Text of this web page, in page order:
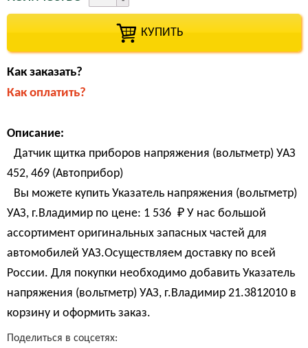
КУПИТЬ
Как заказать?
Как оплатить?
Описание:
Датчик щитка приборов напряжения (вольтметр) УАЗ
452, 469 (Автоприбор)
Вы можете купить Указатель напряжения (вольтметр)
УАЗ, г.Владимир по цене: 1 536 ₽ У нас большой
ассортимент оригинальных запасных частей для
автомобилей УАЗ.Осуществляем доставку по всей
России. Для покупки необходимо добавить Указатель
напряжения (вольтметр) УАЗ, г.Владимир 21.3812010 в
корзину и оформить заказ.
Поделиться в соцсетях: